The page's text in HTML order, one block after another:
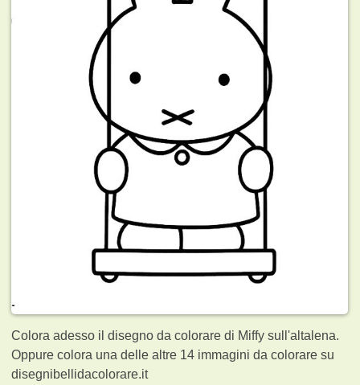
Colora adesso il disegno da colorare di Miffy sull'altalena.
Oppure colora una delle altre 14 immagini da colorare su
disegnibellidacolorare.it